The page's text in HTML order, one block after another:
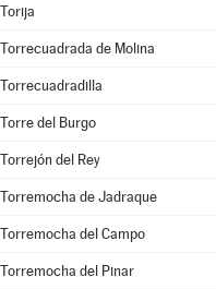
Torija
Torrecuadrada de Molina
Torrecuadradilla
Torre del Burgo
Torrejón del Rey
Torremocha de Jadraque
Torremocha del Campo
Torremocha del Pinar